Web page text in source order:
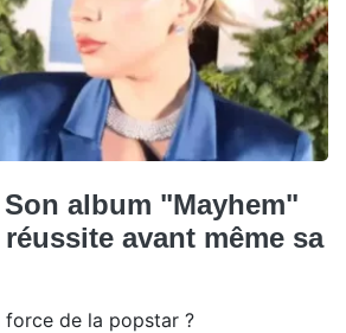
album "Mayhem"
avant même sa
force de la popstar ?